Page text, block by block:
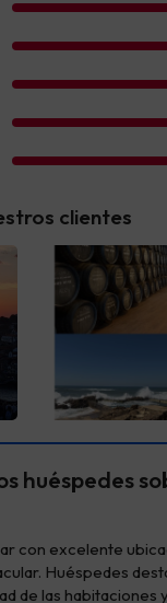
clientes
huéspedes
con excelente
Huéspedes
de las habitaciones